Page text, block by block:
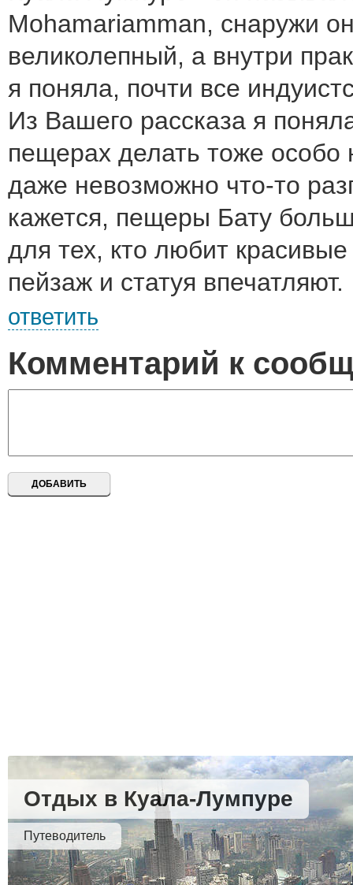
Mohamariamman, снаружи
великолепный, а внутри
я поняла, почти все
Из Вашего рассказа я
пещерах делать тоже особо
даже невозможно что-то
кажется, пещеры Бату
для тех, кто любит
пейзаж и статуя впечатляют.
ответить
Комментарий к
Отдых в Куала-Лумпуре
Путеводитель